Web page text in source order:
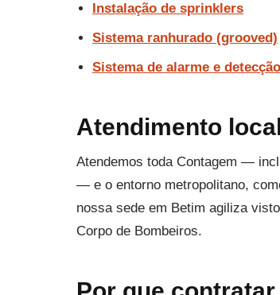
Instalação de sprinklers
Sistema ranhurado (grooved)
Sistema de alarme e
Atendimento
Atendemos toda Contagem —
— e o entorno metropolitano,
nossa sede em Betim agiliza
Corpo de Bombeiros.